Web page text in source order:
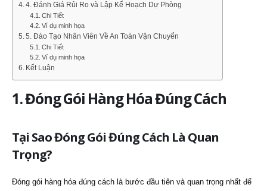
4. Đánh Giá Rủi Ro và Lập Kế Hoạch Dự Phòng
Chi Tiết
Ví dụ minh họa
5. Đào Tạo Nhân Viên Về An Toàn Vận Chuyển
Chi Tiết
Ví dụ minh họa
Kết Luận
1. Đóng Gói Hàng Hóa Đúng Cách
Tại Sao Đóng Gói Đúng Cách Là Quan
Trọng?
Đóng gói hàng hóa đúng cách là bước đầu tiên và quan trọng nhất để